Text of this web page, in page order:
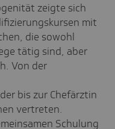
zeigte sich
mit
die sowohl
tätig sind, aber
Von der
bis zur Chefärztin
vertreten.
Schulung